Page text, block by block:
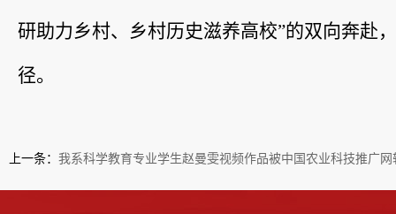
研助力乡村、乡村历史滋养高校”的双向奔赴
径。
上一条： 我系科学教育专业学生赵曼雯视频作品被中国农业科技推广网